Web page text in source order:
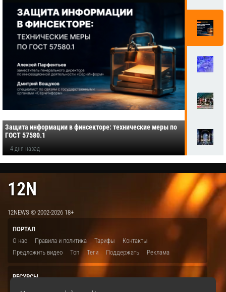
Защита информации в финсекторе: технические меры по
ГОСТ 57580.1
4 дня назад
12N
12NEWS © 2002-2026 18+
ПОРТАЛ
О нас
Правила и политика Тарифы
Контакты
Предложить видео
Топ Теги Поддержать Реклама
РЕСУРСЫ